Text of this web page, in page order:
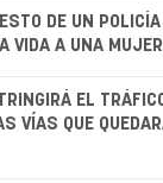
DE UN
VIDA A UNA
EL
VÍAS QUE